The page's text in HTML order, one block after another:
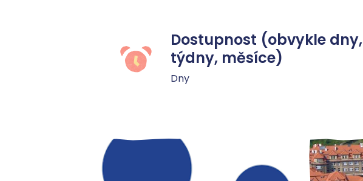
Dostupnost (obvykle dny,
týdny, měsíce)
Dny